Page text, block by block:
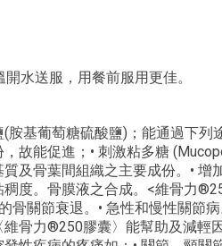
水送服，用餐前服用更佳。
胺基葡萄糖硫酸鹽)；能通過下列
故能促進；• 刺激粘多糖
及骨葉間組織之主要成份。• 增
度。骨膜液之合成。<維骨力
骨關節衰退。• 急性和慢性關節
維骨力®250膠囊〉能幫助及減輕